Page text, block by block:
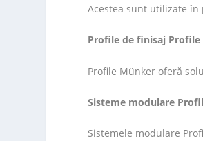
Acestea sunt utilizate
Profile de finisaj
Profile Münker oferă
Sisteme modulare
Sistemele modulare